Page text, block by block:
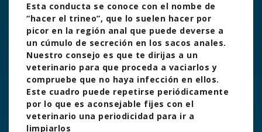
Esta conducta se conoce con el nombe de
“hacer el trineo”, que lo suelen hacer por
picor en la región anal que puede deverse a
un cúmulo de secreción en los sacos anales.
Nuestro consejo es que te dirijas a un
veterinario para que proceda a vaciarlos y
compruebe que no haya infección en ellos.
Este cuadro puede repetirse periódicamente
por lo que es aconsejable fijes con el
veterinario una periodicidad para ir a
limpiarlos